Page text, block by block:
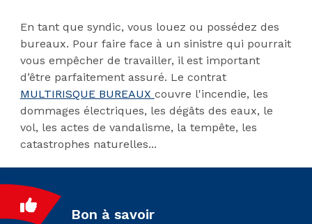
En tant que syndic, vous louez ou possédez des
bureaux. Pour faire face à un sinistre qui pourrait
vous empêcher de travailler, il est important
d’être parfaitement assuré. Le contrat
MULTIRISQUE BUREAUX couvre l'incendie, les
dommages électriques, les dégâts des eaux, le
vol, les actes de vandalisme, la tempête, les
catastrophes naturelles...
Bon à savoir